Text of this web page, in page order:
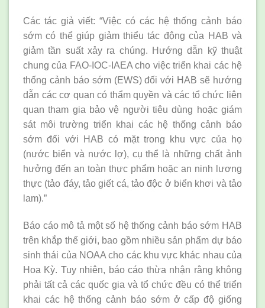
Các tác giả viết: “Việc có các hệ thống cảnh báo
sớm có thể giúp giảm thiểu tác động của HAB và
giảm tần suất xảy ra chúng. Hướng dẫn kỹ thuật
chung của FAO-IOC-IAEA cho việc triển khai các hệ
thống cảnh báo sớm (EWS) đối với HAB sẽ hướng
dẫn các cơ quan có thẩm quyền và các tổ chức liên
quan tham gia bảo vệ người tiêu dùng hoặc giám
sát môi trường triển khai các hệ thống cảnh báo
sớm đối với HAB có mặt trong khu vực của họ
(nước biển và nước lợ), cụ thể là những chất ảnh
hưởng đến an toàn thực phẩm hoặc an ninh lương
thực (tảo đáy, tảo giết cá, tảo độc ở biển khơi và tảo
lam).”
Báo cáo mô tả một số hệ thống cảnh báo sớm HAB
trên khắp thế giới, bao gồm nhiều sản phẩm dự báo
sinh thái của NOAA cho các khu vực khác nhau của
Hoa Kỳ. Tuy nhiên, báo cáo thừa nhận rằng không
phải tất cả các quốc gia và tổ chức đều có thể triển
khai các hệ thống cảnh báo sớm ở cấp độ giống